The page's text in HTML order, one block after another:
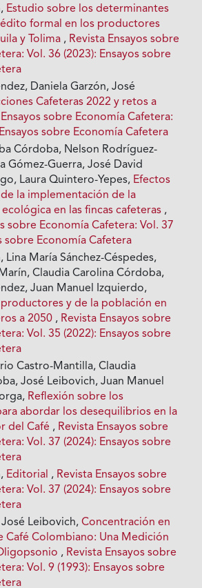
Estudio sobre los determinantes
formal en los productores
y Tolima , Revista Ensayos sobre
Vol. 36 (2023): Ensayos sobre
Daniela Garzón, José
Cafeteras 2022 y retos a
sobre Economía Cafetera:
sobre Economía Cafetera
Córdoba, Nelson Rodríguez-
Gómez-Guerra, José David
Laura Quintero-Yepes, Efectos
la implementación de la
en las fincas cafeteras ,
sobre Economía Cafetera: Vol. 37
sobre Economía Cafetera
Lina María Sánchez-Céspedes,
Claudia Carolina Córdoba,
Juan Manuel Izquierdo,
y de la población en
a 2050 , Revista Ensayos sobre
Vol. 35 (2022): Ensayos sobre
Castro-Mantilla, Claudia
José Leibovich, Juan Manuel
Reflexión sobre los
abordar los desequilibrios en la
del Café , Revista Ensayos sobre
Vol. 37 (2024): Ensayos sobre
Editorial , Revista Ensayos sobre
Vol. 37 (2024): Ensayos sobre
Leibovich,Concentración en
Café Colombiano: Una Medición
, Revista Ensayos sobre
Vol. 9 (1993): Ensayos sobre